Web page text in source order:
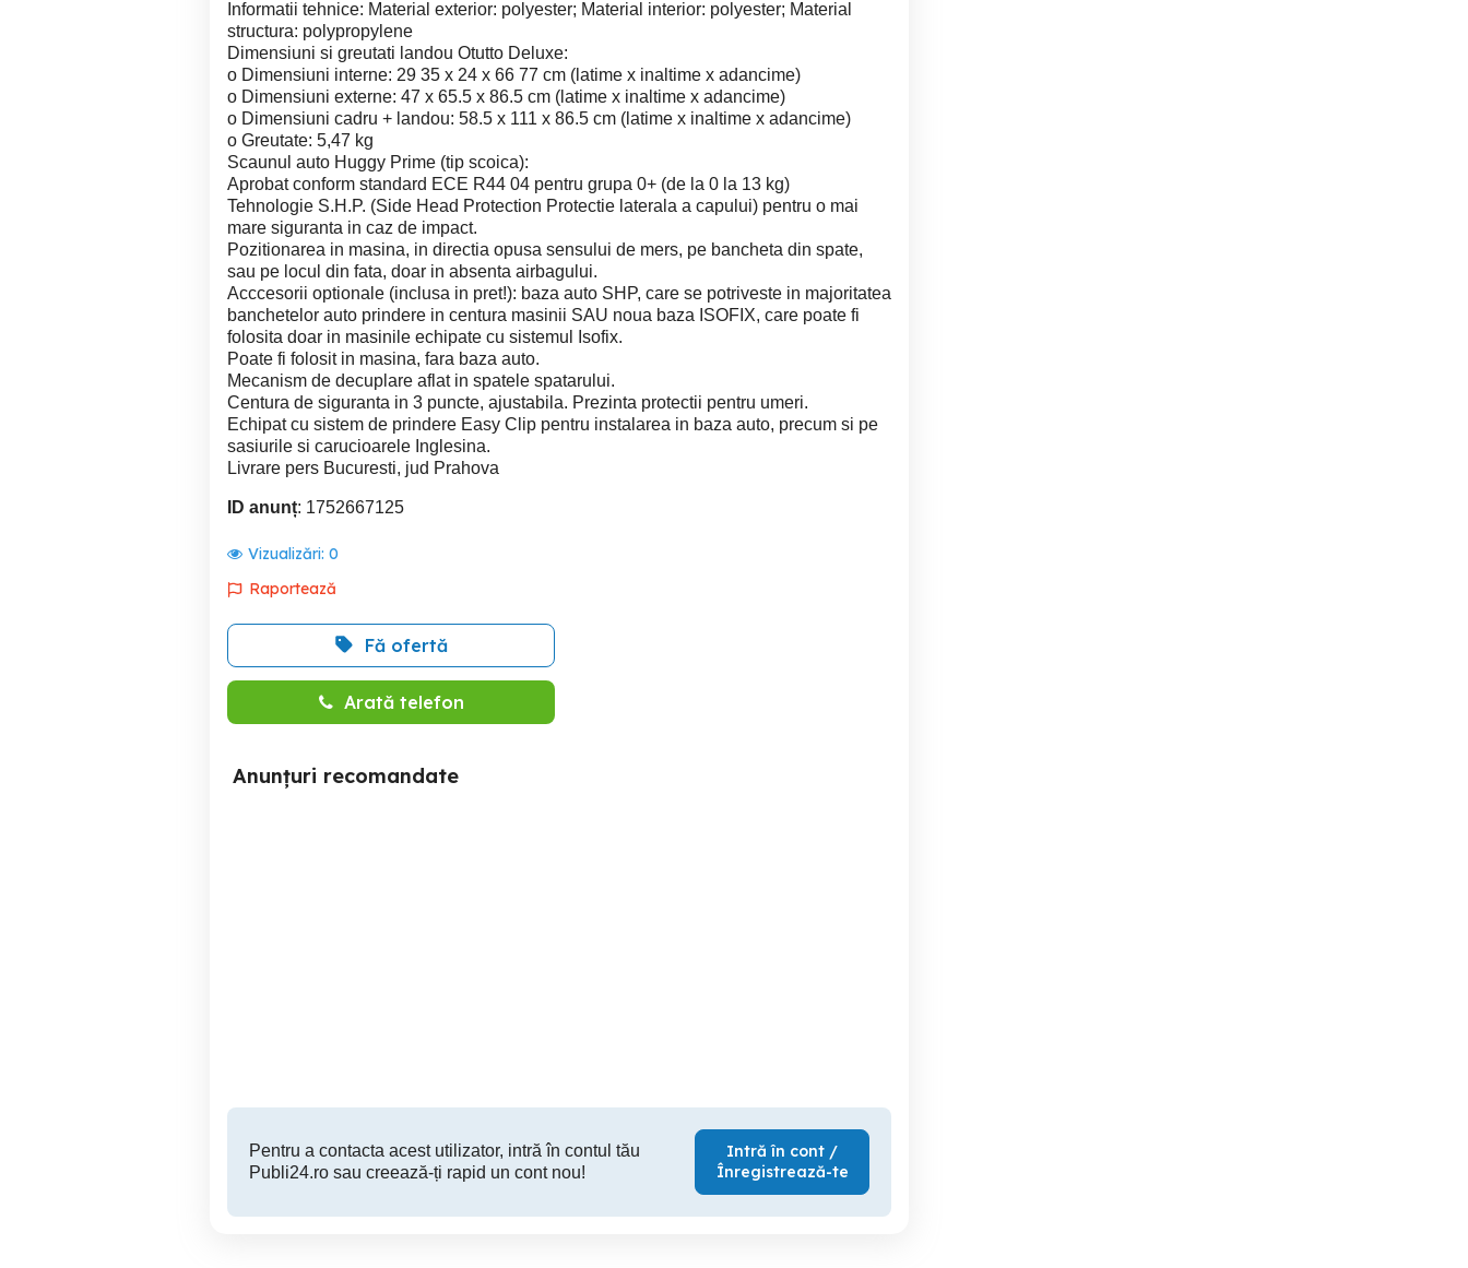
Informatii tehnice: Material exterior: polyester; Material interior: polyester; Material
structura: polypropylene
Dimensiuni si greutati landou Otutto Deluxe:
o Dimensiuni interne: 29 35 x 24 x 66 77 cm (latime x inaltime x adancime)
o Dimensiuni externe: 47 x 65.5 x 86.5 cm (latime x inaltime x adancime)
o Dimensiuni cadru + landou: 58.5 x 111 x 86.5 cm (latime x inaltime x adancime)
o Greutate: 5,47 kg
Scaunul auto Huggy Prime (tip scoica):
Aprobat conform standard ECE R44 04 pentru grupa 0+ (de la 0 la 13 kg)
Tehnologie S.H.P. (Side Head Protection Protectie laterala a capului) pentru o mai
mare siguranta in caz de impact.
Pozitionarea in masina, in directia opusa sensului de mers, pe bancheta din spate,
sau pe locul din fata, doar in absenta airbagului.
Acccesorii optionale (inclusa in pret!): baza auto SHP, care se potriveste in majoritatea
banchetelor auto prindere in centura masinii SAU noua baza ISOFIX, care poate fi
folosita doar in masinile echipate cu sistemul Isofix.
Poate fi folosit in masina, fara baza auto.
Mecanism de decuplare aflat in spatele spatarului.
Centura de siguranta in 3 puncte, ajustabila. Prezinta protectii pentru umeri.
Echipat cu sistem de prindere Easy Clip pentru instalarea in baza auto, precum si pe
sasiurile si carucioarele Inglesina.
Livrare pers Bucuresti, jud Prahova
ID anunț: 1752667125
Vizualizări: 0
Raportează
Fă ofertă
Arată telefon
Anunțuri recomandate
Pentru a contacta acest utilizator, intră în contul tău
Publi24.ro sau creează-ți rapid un cont nou!
Intră în cont /
Înregistrează-te